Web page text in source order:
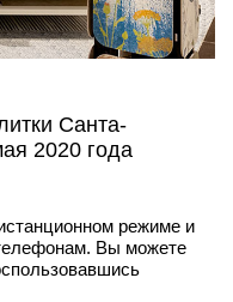
Санта-
2020 года
режиме и
Вы можете